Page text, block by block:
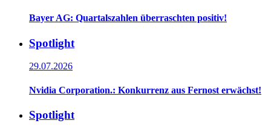
Bayer AG: Quartalszahlen überraschten positiv!
Spotlight
29.07.2026
Nvidia Corporation.: Konkurrenz aus Fernost erwächst!
Spotlight